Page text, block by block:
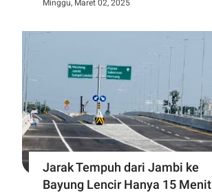
Minggu, Maret 02, 2025
Jarak Tempuh dari Jambi ke
Bayung Lencir Hanya 15 Menit